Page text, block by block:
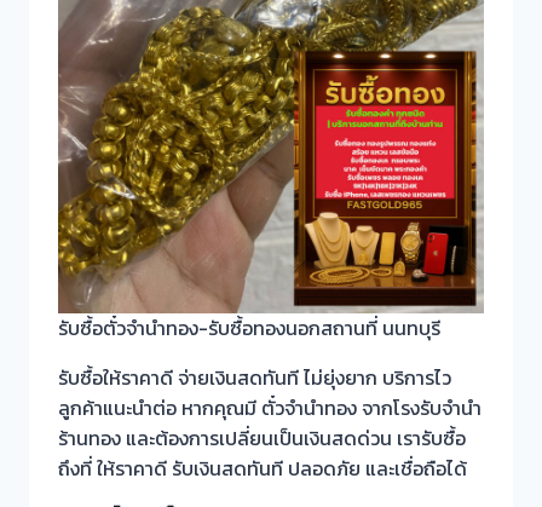
รับซื้อตั๋วจำนำทอง-รับซื้อทองนอกสถานที่ นนทบุรี
รับซื้อให้ราคาดี จ่ายเงินสดทันที ไม่ยุ่งยาก บริการไว
ลูกค้าแนะนำต่อ หากคุณมี ตั๋วจำนำทอง จากโรงรับจำนำ
ร้านทอง และต้องการเปลี่ยนเป็นเงินสดด่วน เรารับซื้อ
ถึงที่ ให้ราคาดี รับเงินสดทันที ปลอดภัย และเชื่อถือได้